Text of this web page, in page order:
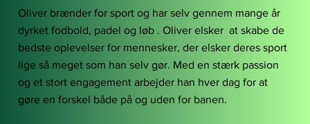
Oliver brænder for sport og har selv gennem mange år
dyrket fodbold, padel og løb . Oliver elsker at skabe de
bedste oplevelser for mennesker, der elsker deres sport
lige så meget som han selv gør. Med en stærk passion
og et stort engagement arbejder han hver dag for at
gøre en forskel både på og uden for banen.